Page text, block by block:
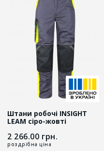
Штани робочі INSIGHT
LEAM сіро-жовті
2 266.00 грн.
роздрібна ціна